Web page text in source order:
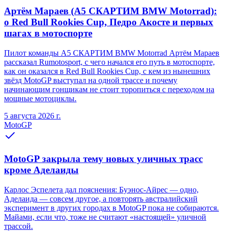
Артём Мараев (A5 СКАРТИМ BMW Motorrad):
о Red Bull Rookies Cup, Педро Акосте и первых
шагах в мотоспорте
Пилот команды A5 СКАРТИМ BMW Motorrad Артём Мараев
рассказал Rumotosport, с чего начался его путь в мотоспорте,
как он оказался в Red Bull Rookies Cup, с кем из нынешних
звёзд MotoGP выступал на одной трассе и почему
начинающим гонщикам не стоит торопиться с переходом на
мощные мотоциклы.
5 августа 2026 г.
MotoGP
MotoGP закрыла тему новых уличных трасс
кроме Аделаиды
Карлос Эспелета дал пояснения: Буэнос-Айрес — одно,
Аделаида — совсем другое, а повторять австралийский
эксперимент в других городах в MotoGP пока не собираются.
Майами, если что, тоже не считают «настоящей» уличной
трассой.